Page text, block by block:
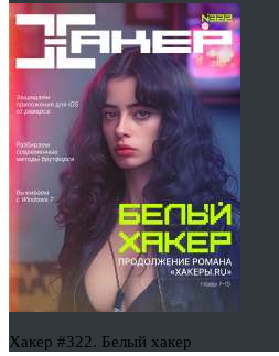
Хакер #322. Белый хакер